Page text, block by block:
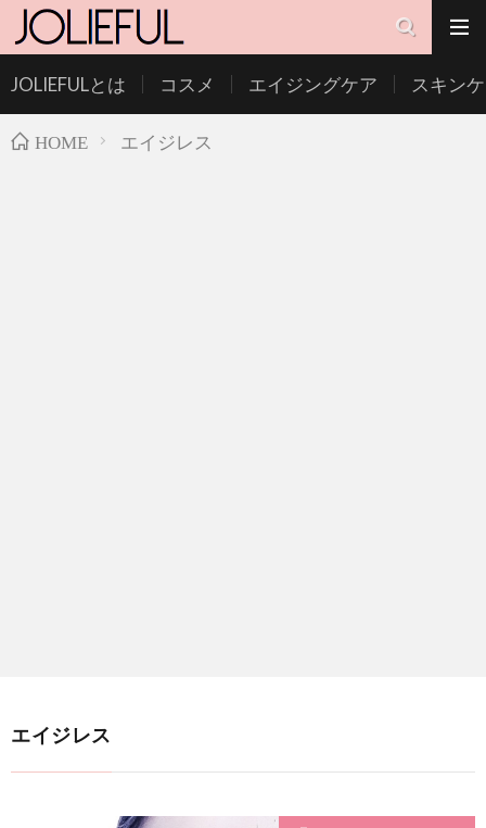
JOLIEFULとは コスメ エイジングケア スキン
HOME エイジレス
エイジレス